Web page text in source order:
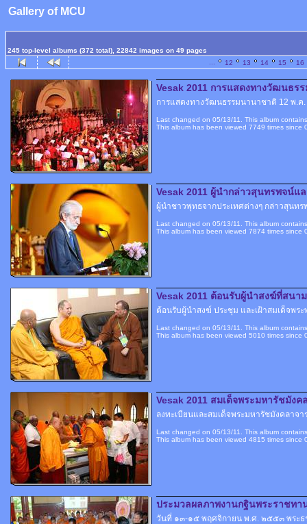
Gallery of MCU
245 top-level albums (372 total), 22842 images on 49 pages
12 13 14 15 16
Vesak 2011 การแสดงทางวัฒนธร
การแสดงทางวัฒนธรรมนานาชาติ 12 พ.
Last changed on 05/13/11. This album
This album has been viewed 7749 times since
Vesak 2011 ผู้นำกล่าวสุนทรพจน์แ
ผู้นำชาวพุทธจากประเทศต่างๆ กล่าวสุนท
Last changed on 05/13/11. This album
This album has been viewed 7874 times since
Vesak 2011 ต้อนรับผู้นำสงฆ์ที่สนา
ต้อนรับผู้นำสงฆ์ ประชุม และเฝ้าสมเด็จพร
Last changed on 05/13/11. This album
This album has been viewed 5010 times since
Vesak 2011 สมเด็จพระมหารัชมัง
ลงทะเบียนและสมเด็จพระมหารัชมังคลา
Last changed on 05/13/11. This album
This album has been viewed 4815 times since
ประมวลผลภาพงานกฐินพระราชท
วันที่ ๑๓-๑๕ พฤศจิกายน พ.ศ. ๒๕๕๓ พระธ